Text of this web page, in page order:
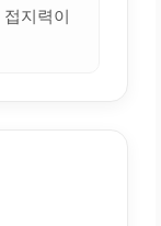
지력이